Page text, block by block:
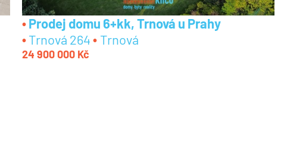
Prodej domu 6+kk, Trnová u Prahy
Trnová 264
Trnová
24 900 000 Kč